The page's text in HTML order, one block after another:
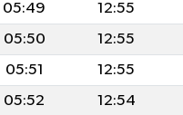
05:49 12:55
05:50 12:55
05:51 12:55
05:52 12:54